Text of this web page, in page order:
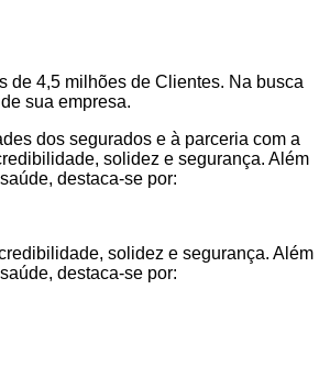
de 4,5 milhões de Clientes. Na busca
sua empresa.
dos segurados e à parceria com a
solidez e segurança. Além
destaca-se por:
solidez e segurança. Além
destaca-se por: